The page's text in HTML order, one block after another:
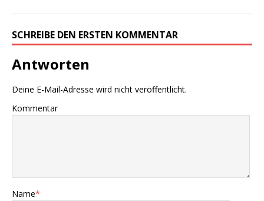
SCHREIBE DEN ERSTEN KOMMENTAR
Antworten
Deine E-Mail-Adresse wird nicht veröffentlicht.
Kommentar
Name*